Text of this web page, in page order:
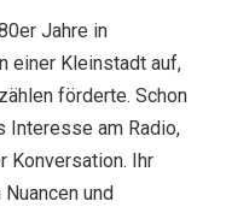
Jahre in
einer Kleinstadt auf,
förderte. Schon
Interesse am Radio,
Konversation. Ihr
und